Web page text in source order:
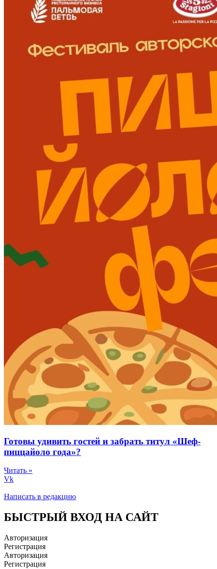
Готовы удивить гостей и забрать титул «Шеф-
пиццайоло года»?
Читать »
Vk
Написать в редакцию
БЫСТРЫЙ ВХОД НА САЙТ
Авторизация
Регистрация
Авторизация
Регистрация